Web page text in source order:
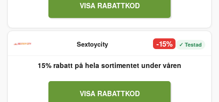
VISA RABATTKOD
Sextoycity -15% ✓ Testad
15% rabatt på hela sortimentet under våren
VISA RABATTKOD